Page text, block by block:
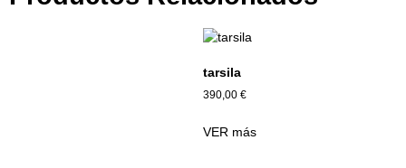
tarsila
390,00 €
VER más